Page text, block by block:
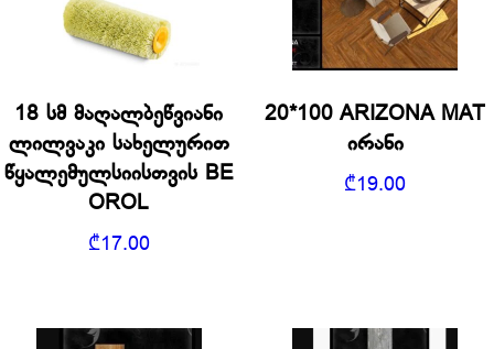
18 სმ მაღალბეწვიანი
ლილვაკი სახელურით
წყალემულსიისთვის BE
OROL
₾17.00
20*100 ARIZONA MAT
ირანი
₾19.00